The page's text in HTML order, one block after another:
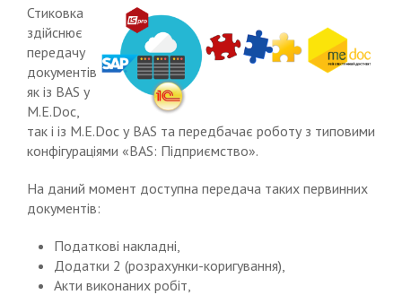
Стиковка
здійснює
передачу
документів
як із BAS у
M.E.Doc,
так і із M.E.Doc у BAS та передбачає роботу з типовими
конфігураціями «BAS: Підприємство».
На даний момент доступна передача таких первинних
документів:
Податкові накладні,
Додатки 2 (розрахунки-коригування),
Акти виконаних робіт,